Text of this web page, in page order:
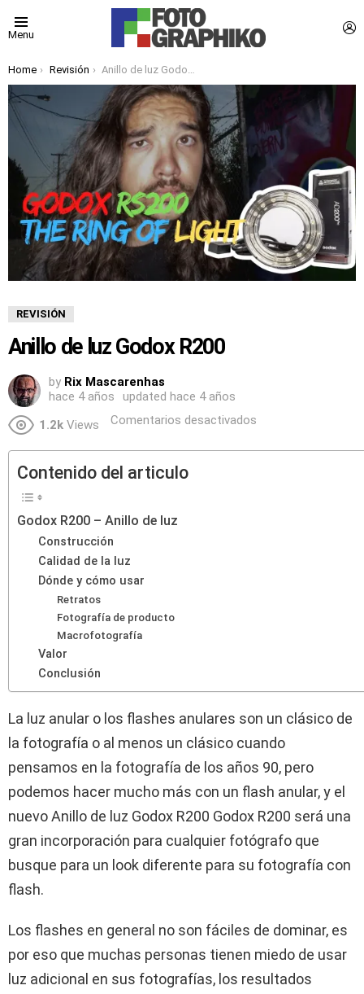
Menu
You are here:
Home Revisión Anillo de luz Godox R200
REVISIÓN
Anillo de luz Godox R200
by Rix Mascarenhas
hace 4 años
updated hace 4 años
1.2k Views Comentarios desactivados
Contenido del articulo
Godox R200 – Anillo de luz
Construcción
Calidad de la luz
Dónde y cómo usar
Retratos
Fotografía de producto
Macrofotografía
Valor
Conclusión
La luz anular o los flashes anulares son un clásico de
la fotografía o al menos un clásico cuando
pensamos en la fotografía de los años 90, pero
podemos hacer mucho más con un flash anular, y el
nuevo Anillo de luz Godox R200 Godox R200 será una
gran incorporación para cualquier fotógrafo que
busque para un look diferente para su fotografía con
flash.
Los flashes en general no son fáciles de dominar, es
por eso que muchas personas tienen miedo de usar
luz adicional en sus fotografías, los resultados